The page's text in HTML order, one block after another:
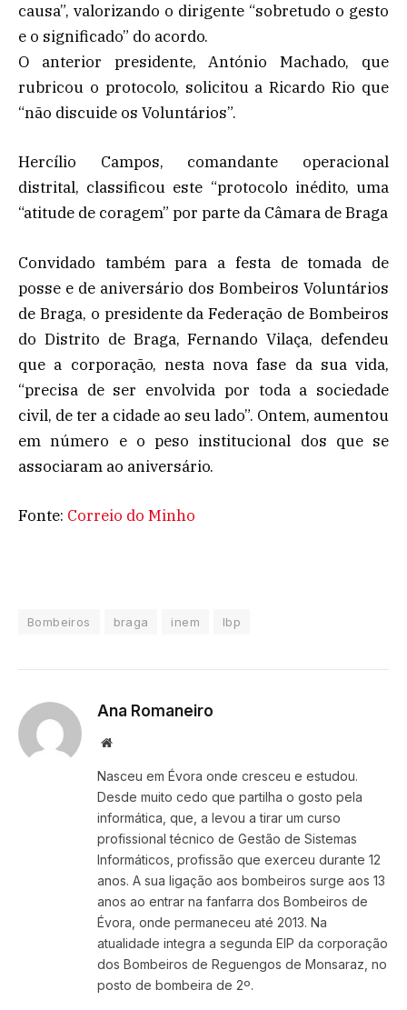
causa”, valorizando o dirigente “sobretudo o gesto
e o significado” do acordo.
O anterior presidente, António Machado, que
rubricou o protocolo, solicitou a Ricardo Rio que
“não discuide os Voluntários”.
Hercílio Campos, comandante operacional
distrital, classificou este “protocolo inédito, uma
“atitude de coragem” por parte da Câmara de Braga
Convidado também para a festa de tomada de
posse e de aniversário dos Bombeiros Voluntários
de Braga, o presidente da Federação de Bombeiros
do Distrito de Braga, Fernando Vilaça, defendeu
que a corporação, nesta nova fase da sua vida,
“precisa de ser envolvida por toda a sociedade
civil, de ter a cidade ao seu lado”. Ontem, aumentou
em número e o peso institucional dos que se
associaram ao aniversário.
Fonte: Correio do Minho
Bombeiros braga inem lbp
Ana Romaneiro
Website
Nasceu em Évora onde cresceu e estudou.
Desde muito cedo que partilha o gosto pela
informática, que, a levou a tirar um curso
profissional técnico de Gestão de Sistemas
Informáticos, profissão que exerceu durante 12
anos. A sua ligação aos bombeiros surge aos 13
anos ao entrar na fanfarra dos Bombeiros de
Évora, onde permaneceu até 2013. Na
atualidade integra a segunda EIP da corporação
dos Bombeiros de Reguengos de Monsaraz, no
posto de bombeira de 2º.